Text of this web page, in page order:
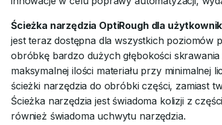
Ścieżka narzędzia OptiRough dla
jest teraz dostępna dla wszystkich
obróbkę bardzo dużych głębokości
maksymalnej ilości materiału przy minimalnej
ścieżki narzędzia do obróbki części, zamiast
Ścieżka narzędzia jest świadoma kolizji z
również świadoma uchwytu narzędzia.